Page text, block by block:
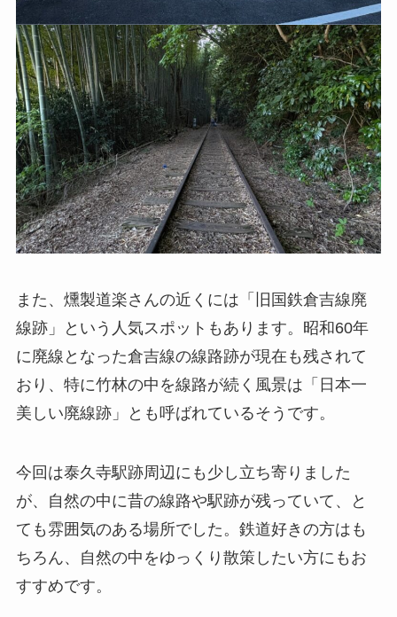
また、燻製道楽さんの近くには「旧国鉄倉吉線廃
線跡」という人気スポットもあります。昭和60年
に廃線となった倉吉線の線路跡が現在も残されて
おり、特に竹林の中を線路が続く風景は「日本一
美しい廃線跡」とも呼ばれているそうです。
今回は泰久寺駅跡周辺にも少し立ち寄りました
が、自然の中に昔の線路や駅跡が残っていて、と
ても雰囲気のある場所でした。鉄道好きの方はも
ちろん、自然の中をゆっくり散策したい方にもお
すすめです。